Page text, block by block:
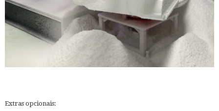
Extras opcionais: